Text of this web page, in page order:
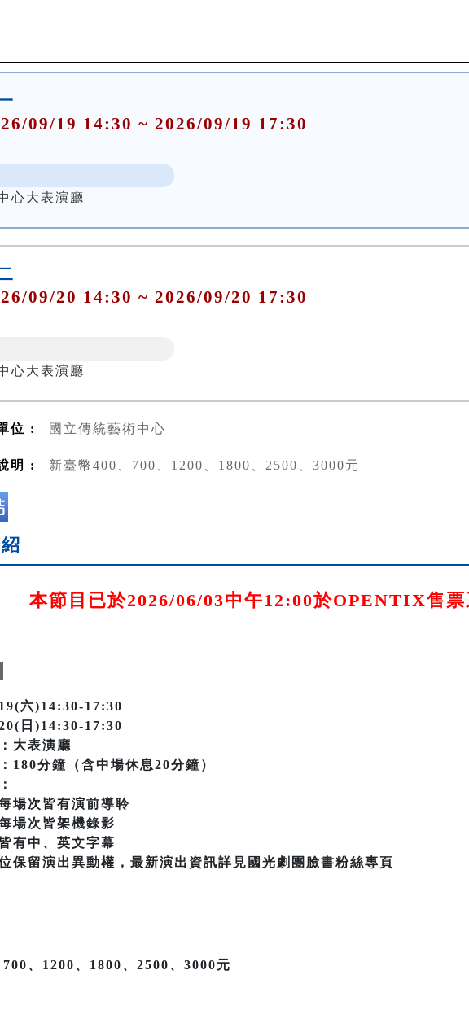
09/19 14:30 ~ 2026/09/19 17:30
心大表演廳
09/20 14:30 ~ 2026/09/20 17:30
心大表演廳
位 : 國立傳統藝術中心
明 : 新臺幣400、700、1200、1800、2500、3000元
本節目已於2026/06/03中午12:00於OPENTIX售票
六)14:30-17:30
日)14:30-17:30
大表演廳
180分鐘（含中場休息20分鐘）
次皆有演前導聆
次皆架機錄影
中、英文字幕
留演出異動權，最新演出資訊詳見國光劇團臉書粉絲專頁
、1200、1800、2500、3000元